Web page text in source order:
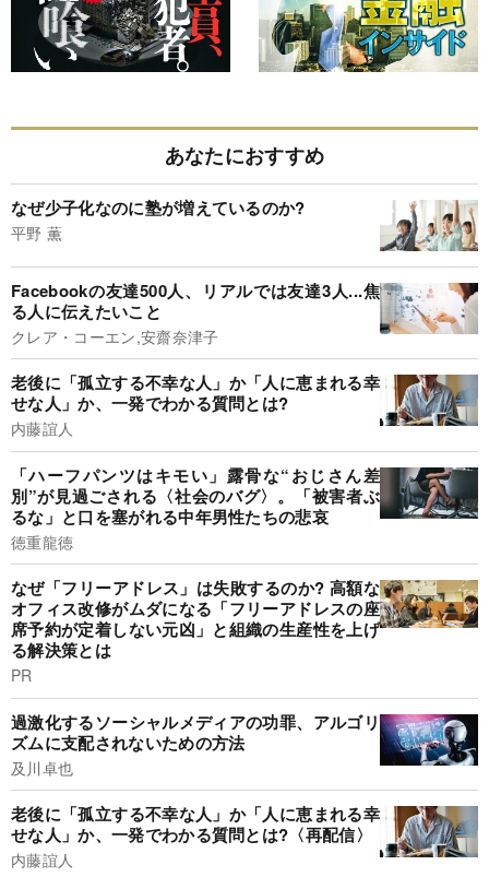
あなたにおすすめ
なぜ少子化なのに塾が増えているのか?
平野 薫
Facebookの友達500人、リアルでは友達3人...焦
る人に伝えたいこと
クレア・コーエン,安齋奈津子
老後に「孤立する不幸な人」か「人に恵まれる幸
せな人」か、一発でわかる質問とは?
内藤誼人
「ハーフパンツはキモい」露骨な“おじさん差
別”が見過ごされる〈社会のバグ〉。「被害者ぶ
るな」と口を塞がれる中年男性たちの悲哀
徳重龍徳
なぜ「フリーアドレス」は失敗するのか? 高額な
オフィス改修がムダになる「フリーアドレスの座
席予約が定着しない元凶」と組織の生産性を上げ
る解決策とは
PR
過激化するソーシャルメディアの功罪、アルゴリ
ズムに支配されないための方法
及川卓也
老後に「孤立する不幸な人」か「人に恵まれる幸
せな人」か、一発でわかる質問とは?〈再配信〉
内藤誼人